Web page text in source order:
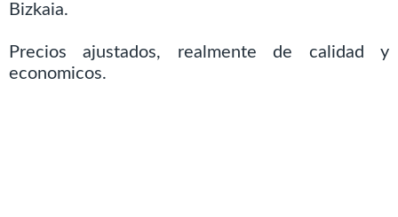
Bizkaia.
Precios ajustados, realmente de calidad y
economicos.